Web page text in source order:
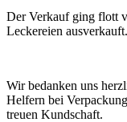
Der Verkauf ging flott
Leckereien ausverkauft.
Wir bedanken uns
Helfern bei
treuen Kundschaft.